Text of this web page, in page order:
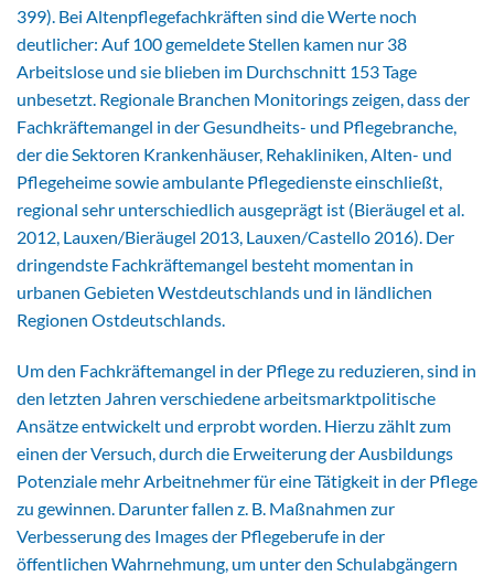
399). Bei Altenpflegefachkräften sind die Werte noch
deutlicher: Auf 100 gemeldete Stellen kamen nur 38
Arbeitslose und sie blieben im Durchschnitt 153 Tage
unbesetzt. Regionale Branchen Monitorings zeigen, dass der
Fachkräftemangel in der Gesundheits- und Pflegebranche,
der die Sektoren Krankenhäuser, Rehakliniken, Alten- und
Pflegeheime sowie ambulante Pflegedienste einschließt,
regional sehr unterschiedlich ausgeprägt ist (Bieräugel et al.
2012, Lauxen/Bieräugel 2013, Lauxen/Castello 2016). Der
dringendste Fachkräftemangel besteht momentan in
urbanen Gebieten Westdeutschlands und in ländlichen
Regionen Ostdeutschlands.
Um den Fachkräftemangel in der Pflege zu reduzieren, sind in
den letzten Jahren verschiedene arbeitsmarktpolitische
Ansätze entwickelt und erprobt worden. Hierzu zählt zum
einen der Versuch, durch die Erweiterung der Ausbildungs
Potenziale mehr Arbeitnehmer für eine Tätigkeit in der Pflege
zu gewinnen. Darunter fallen z. B. Maßnahmen zur
Verbesserung des Images der Pflegeberufe in der
öffentlichen Wahrnehmung, um unter den Schulabgängern